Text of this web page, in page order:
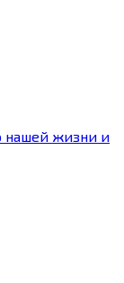
нашей жизни и